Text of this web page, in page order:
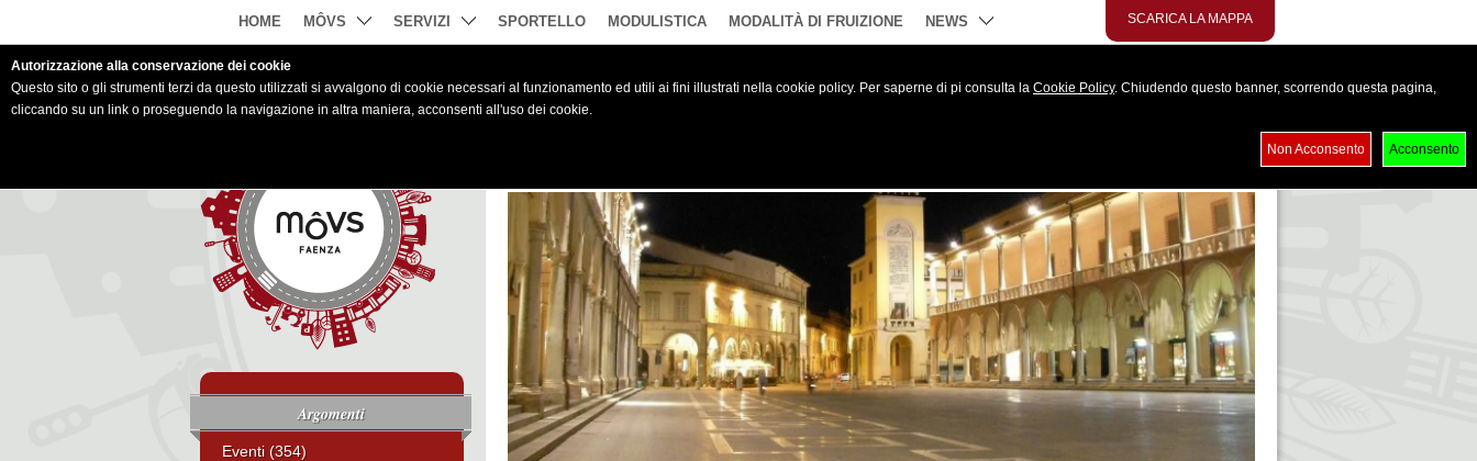
Autorizzazione alla conservazione dei cookie
Questo sito o gli strumenti terzi da questo utilizzati si avvalgono di cookie necessari al funzionamento ed utili ai fini illustrati nella cookie policy. Per saperne di pi consulta la Cookie Policy. Chiudendo questo banner, scorrendo questa pagina,
cliccando su un link o proseguendo la navigazione in altra maniera, acconsenti all'uso dei cookie.
Non Acconsento Acconsento
HOME MÔVS SERVIZI SPORTELLO MODULISTICA MODALITÀ DI FRUIZIONE NEWS SCARICA LA MAPPA
Argomenti
Eventi (354)